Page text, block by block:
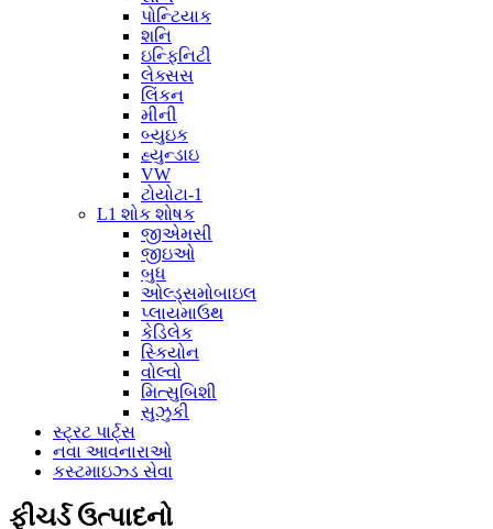
પોન્ટિયાક
શનિ
ઇન્ફિનિટી
લેક્સસ
લિંકન
મીની
બ્યુઇક
હ્યુન્ડાઇ
VW
ટોયોટા-1
L1 શોક શોષક
જીએમસી
જીઇઓ
બુધ
ઓલ્ડ્સમોબાઇલ
પ્લાયમાઉથ
કેડિલેક
સ્કિયોન
વોલ્વો
મિત્સુબિશી
સુઝુકી
સ્ટ્રટ પાર્ટ્સ
નવા આવનારાઓ
કસ્ટમાઇઝ્ડ સેવા
ફીચર્ડ ઉત્પાદનો